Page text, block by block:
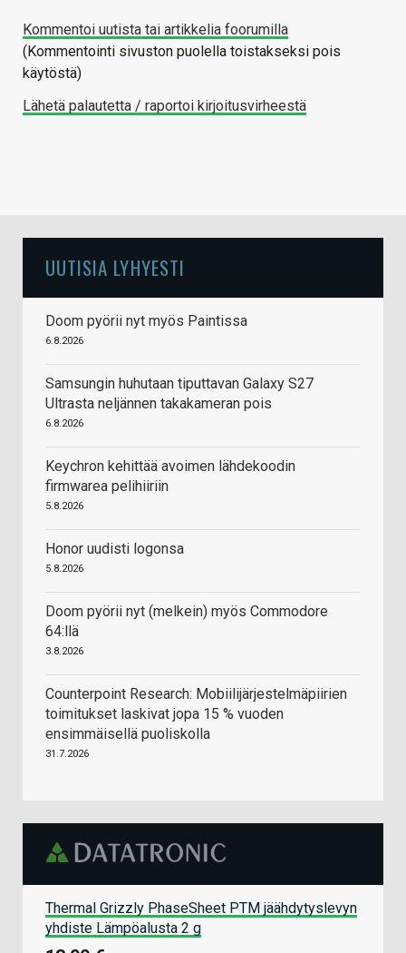
Kommentoi uutista tai artikkelia foorumilla
(Kommentointi sivuston puolella toistakseksi pois
käytöstä)
Lähetä palautetta / raportoi kirjoitusvirheestä
UUTISIA LYHYESTI
Doom pyörii nyt myös Paintissa
6.8.2026
Samsungin huhutaan tiputtavan Galaxy S27
Ultrasta neljännen takakameran pois
6.8.2026
Keychron kehittää avoimen lähdekoodin
firmwarea pelihiiriin
5.8.2026
Honor uudisti logonsa
5.8.2026
Doom pyörii nyt (melkein) myös Commodore
64:llä
3.8.2026
Counterpoint Research: Mobiilijärjestelmäpiirien
toimitukset laskivat jopa 15 % vuoden
ensimmäisellä puoliskolla
31.7.2026
Thermal Grizzly PhaseSheet PTM jäähdytyslevyn
yhdiste Lämpöalusta 2 g